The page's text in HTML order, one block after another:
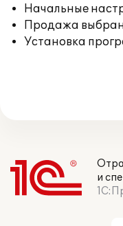
Начальные
Продажа
Установка
и